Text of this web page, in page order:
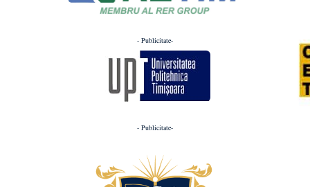
- Publicitate-
- Publicitate-